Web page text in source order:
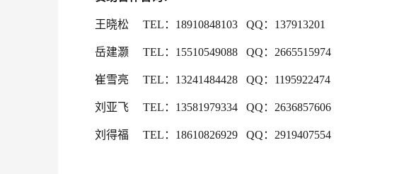
王晓松     TEL：18910848103   QQ：137913201
岳建灏     TEL：15510549088   QQ：2665515974
崔雪亮     TEL：13241484428   QQ：1195922474
刘亚飞     TEL：13581979334   QQ：2636857606
刘得福     TEL：18610826929   QQ：2919407554